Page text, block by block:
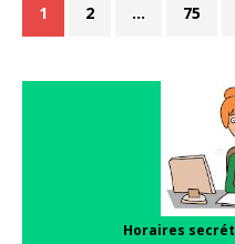
1 2 … 75
Horaires